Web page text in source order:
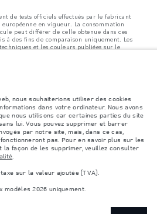
de tests officiels effectués par le fabricant
en vigueur. La consommation
peut différer de celle obtenue dans ces
å des fins de comparaison uniquement. Les
et les couleurs publiées sur le
à des spécifications de véhicule standard.
vous que le poids total en charge du
par essieu et la charge utile ne sont pas
des accessoires, des occupants, des liquides
images et les spécifications.La pénurie
affecte actuellement les spécifications de
des options et les délais de
très fluctuante, et par conséquent, les
le site Web peuvent ne pas refléter
en ce qui concerne les
pour avoir confirmation des
nous souhaiterions utiliser des cookies
dans votre ordinateur. Nous avons
nous utilisons car certaines parties du site
lui. Vous pouvez supprimer et barrer
par notre site, mais, dans ce cas,
pas. Pour en savoir plus sur les
la façon de les supprimer, veuillez consulter
.
sur la valeur ajoutée (TVA).
modèles 2026 uniquement.